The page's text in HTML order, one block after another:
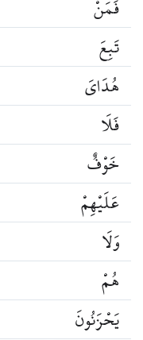
فَمَنْ
تَبِعَ
هُدَايَ
فَلَا
خَوْفٌ
عَلَيْهِمْ
وَلَا
هُمْ
يَحْزَنُونَ